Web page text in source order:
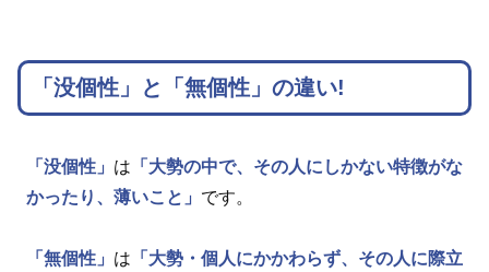
「没個性」と「無個性」の違い!
「没個性」 は 「大勢の中で、その人にしかない特徴がな
かったり、薄いこと」 です。
「無個性」 は 「大勢・個人にかかわらず、その人に際立